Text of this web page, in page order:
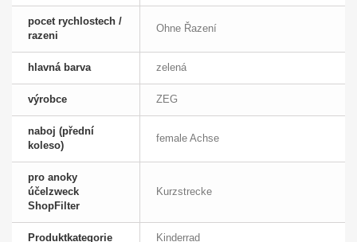
pocet rychlostech /
razeni
Ohne Řazení
hlavná barva zelená
výrobce ZEG
naboj (přední
koleso)
female Achse
pro anoky
účelzweck
ShopFilter
Kurzstrecke
Produktkategorie Kinderrad